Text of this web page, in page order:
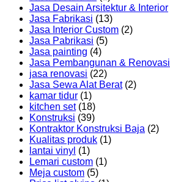
Jasa Desain Arsitektur & Interior
Jasa Fabrikasi (13)
Jasa Interior Custom (2)
Jasa Pabrikasi (5)
Jasa painting (4)
Jasa Pembangunan & Renovasi
jasa renovasi (22)
Jasa Sewa Alat Berat(2)
kamar tidur (1)
kitchen set(18)
Konstruksi (39)
Kontraktor Konstruksi Baja (2)
Kualitas produk (1)
lantai vinyl (1)
Lemari custom (1)
Meja custom (5)